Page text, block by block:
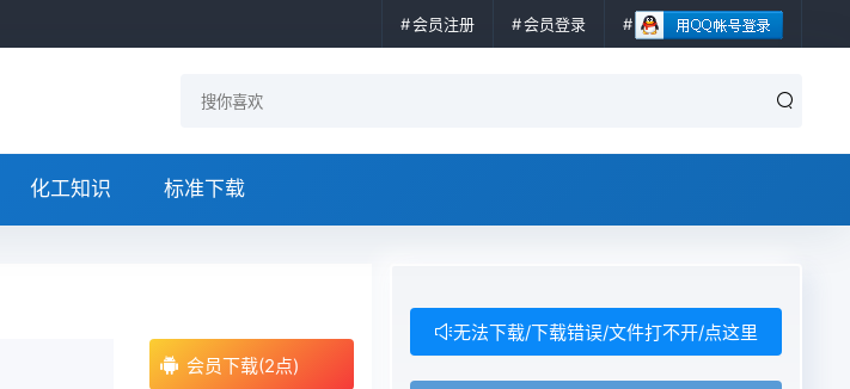
会员注册 会员登录
化工知识 标准下载
会员下载(2点)
无法下载/下载错误/文件打不开/点这里